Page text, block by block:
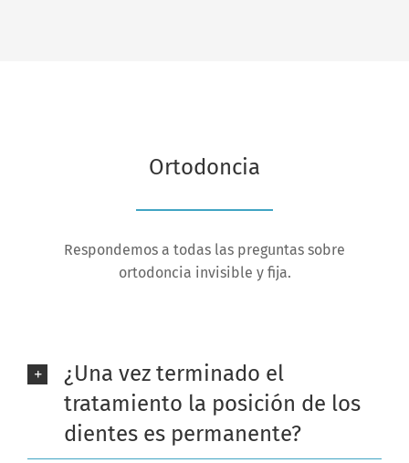
Ortodoncia
Respondemos a todas las preguntas sobre
ortodoncia invisible y fija.
¿Una vez terminado el
tratamiento la posición de los
dientes es permanente?